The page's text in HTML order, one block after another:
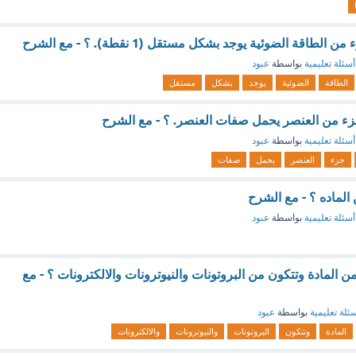
الضوئية يوجد بشكل مستقل (1 نقطة). ؟ - مع الشرح
أسئلة تعليمية بواسطة عبود
الطاقة الضوئية يوجد بشكل مستقل
من العنصر يحمل صفات العنصر. ؟ - مع الشرح
أسئلة تعليمية بواسطة عبود
جزء العنصر يحمل صفات
؟ - مع الشرح
أسئلة تعليمية بواسطة عبود
المادة وتتكون من البروتونات والنيوترونات والالكترونات ؟ - مع
تعليمية بواسطة عبود
المادة وتتكون البروتونات والنيوترونات والالكترونات